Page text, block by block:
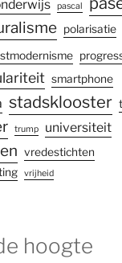
pascal
polarisatie
smartphone
stadsklooster
trump universiteit
vredestichten
vrijheid
hoogte